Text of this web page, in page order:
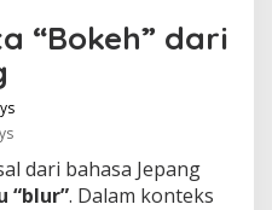
“Bokeh” dari
dari bahasa Jepang
“blur”. Dalam konteks